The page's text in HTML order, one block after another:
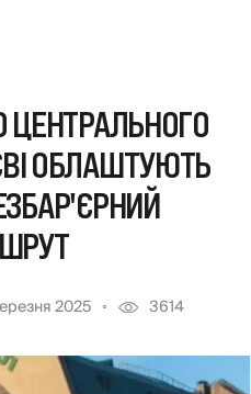
ОБЛАШТУЮТЬ
2025 3614